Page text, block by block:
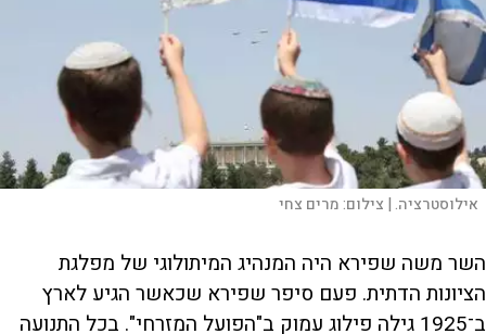
אילוסטרציה. | צילום:מרים צחי
השר משה שפירא היה המנהיג המיתולוגי של מפלגת
הציונות הדתית. פעם סיפר שפירא שכאשר הגיע לארץ
ב־1925 גילה פילוג עמוק ב"הפועל המזרחי". בכל התנועה